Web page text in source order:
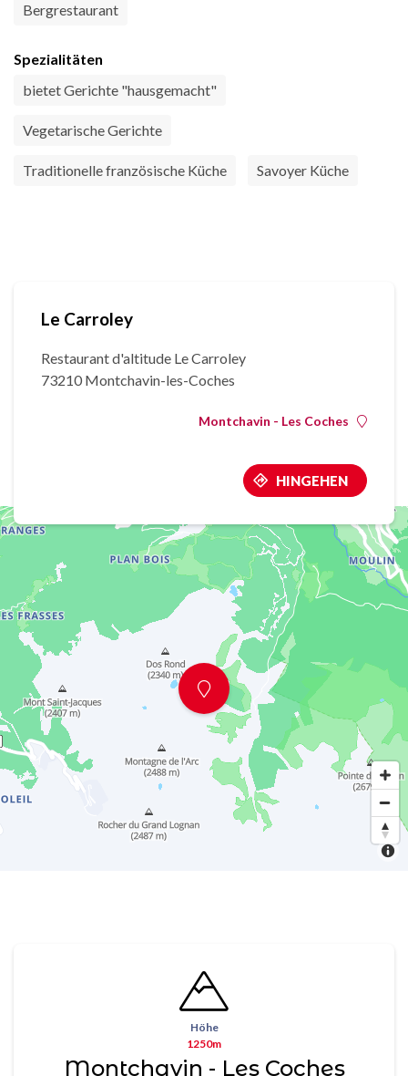
Bergrestaurant
Spezialitäten
bietet Gerichte "hausgemacht"
Vegetarische Gerichte
Traditionelle französische Küche Savoyer Küche
Le Carroley
Restaurant d'altitude Le Carroley
73210 Montchavin-les-Coches
Montchavin - Les Coches
HINGEHEN
Höhe
1250m
Montchavin - Les Coches